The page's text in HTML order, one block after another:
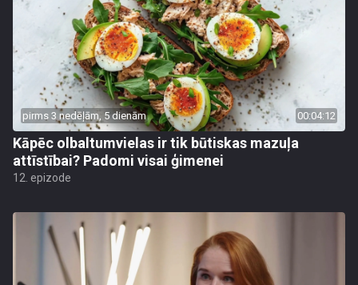
pirms 3 nedēļām, 5 dienām 00:04:12
Kāpēc olbaltumvielas ir tik būtiskas mazuļa
attīstībai? Padomi visai ģimenei
12. epizode